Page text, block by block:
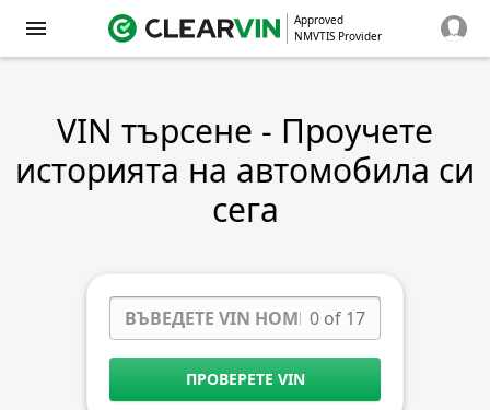
Approved
NMVTIS Provider
VIN търсене - Проучете
историята на автомобила си
сега
0 of 17
ПРОВЕРЕТЕ VIN